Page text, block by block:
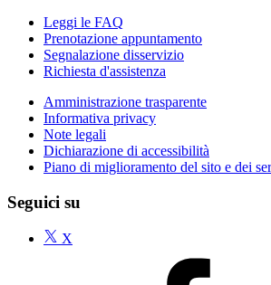
Leggi le FAQ
Prenotazione appuntamento
Segnalazione disservizio
Richiesta d'assistenza
Amministrazione trasparente
Informativa privacy
Note legali
Dichiarazione di accessibilità
Piano di miglioramento del sito e dei
Seguici su
X